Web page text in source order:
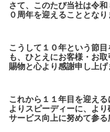
さて、このたび当社は令
０周年を迎えることとなり
こうして１０年という節
も、ひとえにお客様・お
賜物と心より感謝申し上げ
これから１１年目を迎える
よりスピーディーに、よ
サービス向上に努めて参る